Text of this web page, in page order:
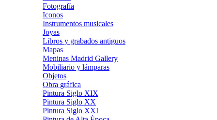
Fotografía
Iconos
Instrumentos musicales
Joyas
Libros y grabados antiguos
Mapas
Meninas Madrid Gallery
Mobiliario y lámparas
Objetos
Obra gráfica
Pintura Siglo XIX
Pintura Siglo XX
Pintura Siglo XXI